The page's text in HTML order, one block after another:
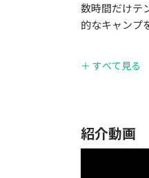
数時間だけテ
的なキャンプ
抜群の透明
は、いつ訪れ
＋ すべて見る
紹介動画